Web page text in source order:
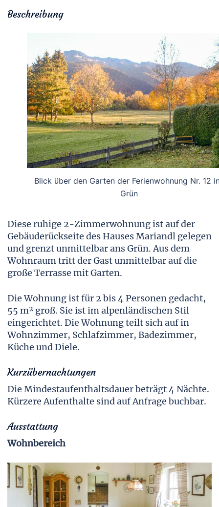
Beschreibung
Blick über den Garten der Ferienwohnung Nr. 12
Grün
Diese ruhige 2-Zimmerwohnung ist auf der
Gebäuderückseite des Hauses Mariandl gelegen
und grenzt unmittelbar ans Grün. Aus dem
Wohnraum tritt der Gast unmittelbar auf die
große Terrasse mit Garten.
Die Wohnung ist für 2 bis 4 Personen gedacht,
55 m² groß. Sie ist im alpenländischen Stil
eingerichtet. Die Wohnung teilt sich auf in
Wohnzimmer, Schlafzimmer, Badezimmer,
Küche und Diele.
Kurzübernachtungen
Die Mindestaufenthaltsdauer beträgt 4 Nächte.
Kürzere Aufenthalte sind auf Anfrage buchbar.
Ausstattung
Wohnbereich